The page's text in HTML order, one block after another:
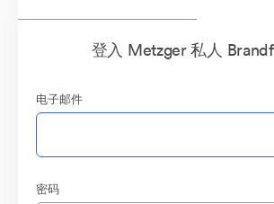
登入 Metzger 私人
电子邮件
密码